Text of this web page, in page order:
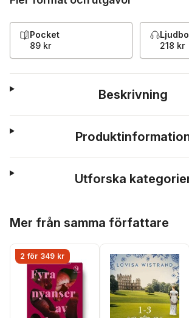
Pocket
89 kr
218 kr
Beskrivning
Utforska
Mer från samma författare
2 för 349 kr